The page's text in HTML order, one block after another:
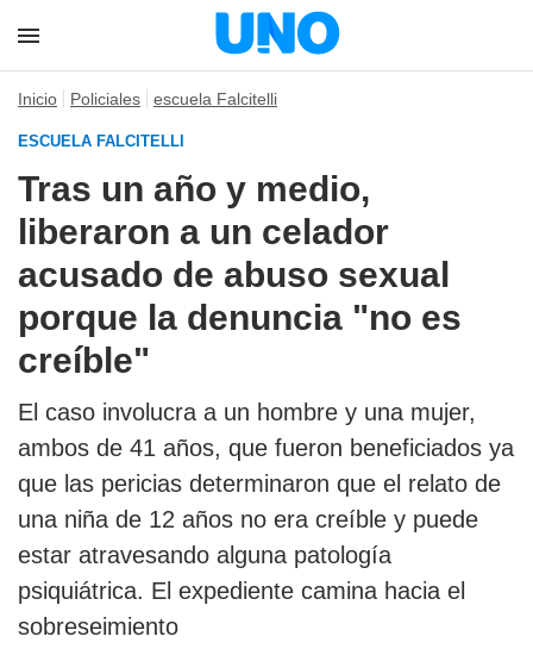
Inicio Policiales escuela Falcitelli
ESCUELA FALCITELLI
Tras un año y medio,
liberaron a un celador
acusado de abuso sexual
porque la denuncia "no es
creíble"
El caso involucra a un hombre y una mujer,
ambos de 41 años, que fueron beneficiados ya
que las pericias determinaron que el relato de
una niña de 12 años no era creíble y puede
estar atravesando alguna patología
psiquiátrica. El expediente camina hacia el
sobreseimiento